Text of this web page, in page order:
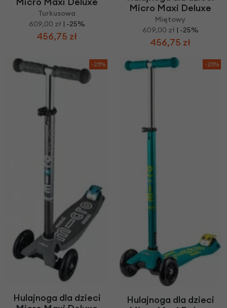
Turkusowa
609,00 zł | -25%
456,75 zł
Micro Maxi Deluxe
Miętowy
609,00 zł | -25%
456,75 zł
-25%
Hulajnoga dla dzieci
-25%
Hulajnoga dla dzieci